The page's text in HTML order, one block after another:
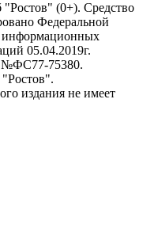
(0+). Средство
Федеральной
информационных
05.04.2019г.
№ФС77-75380.
издания не имеет